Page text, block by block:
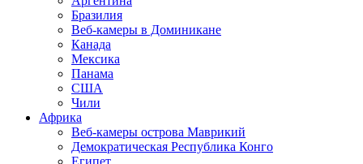
Бразилия
Веб-камеры в Доминикане
Канада
Мексика
Панама
США
Чили
Африка
Веб-камеры острова Маврикий
Демократическая Республика Конго